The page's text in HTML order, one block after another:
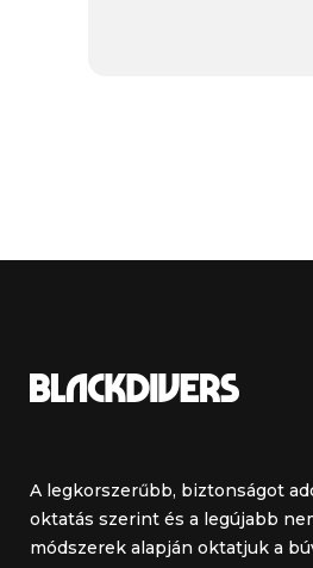
A legkorszerűbb, biztonságot
oktatás szerint és a legújabb
módszerek alapján oktatjuk a